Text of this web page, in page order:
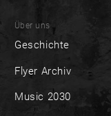
Über uns
Geschichte
Flyer Archiv
Music 2030